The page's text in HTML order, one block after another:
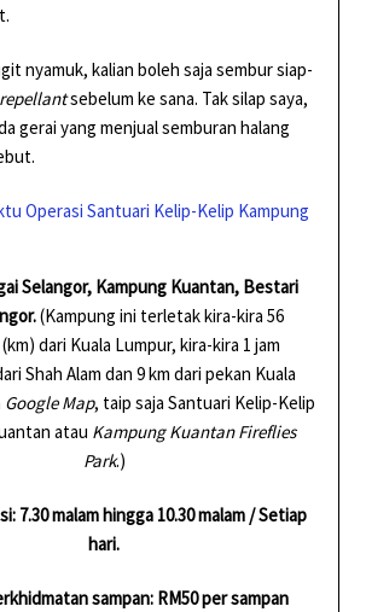
nyamuk, kalian boleh saja sembur siap-
sebelum ke sana. Tak silap saya,
gerai yang menjual semburan halang
Operasi Santuari Kelip-Kelip Kampung
Selangor, Kampung Kuantan, Bestari
(Kampung ini terletak kira-kira 56
dari Kuala Lumpur, kira-kira 1 jam
Shah Alam dan 9 km dari pekan Kuala
Google Map, taip saja Santuari Kelip-Kelip
atau Kampung Kuantan Fireflies
Park.)
7.30 malam hingga 10.30 malam / Setiap
hari.
sampan: RM50 per sampan